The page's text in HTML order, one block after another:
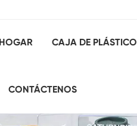
HOGAR CAJA DE PLÁSTICO
CONTÁCTENOS